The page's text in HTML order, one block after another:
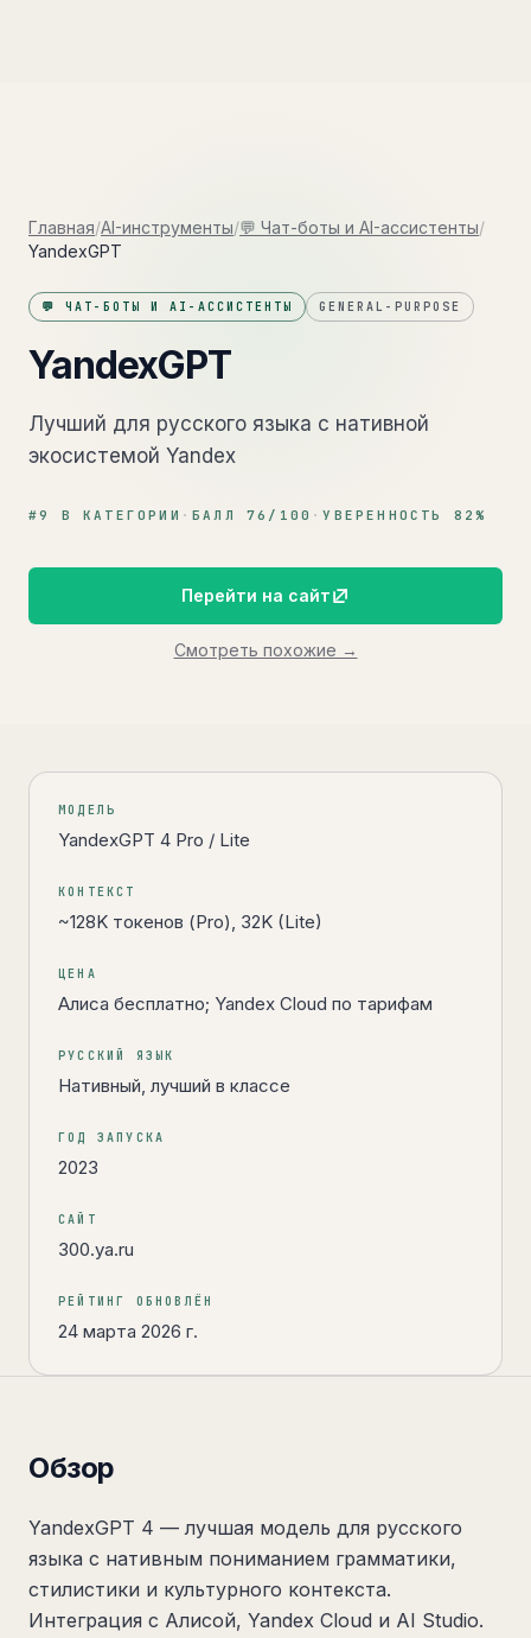
Главная/AI-инструменты/💬 Чат-боты и AI-ассистенты/
YandexGPT
💬 ЧАТ-БОТЫ И AI-АССИСТЕНТЫ GENERAL-PURPOSE
YandexGPT
Лучший для русского языка с нативной
экосистемой Yandex
#9 В КАТЕГОРИИ ·БАЛЛ76 /100 ·УВЕРЕННОСТЬ 82%
Перейти на сайт
Смотреть похожие →
Коротко об инструменте
МОДЕЛЬ
YandexGPT 4 Pro / Lite
КОНТЕКСТ
~128K токенов (Pro), 32K (Lite)
ЦЕНА
Алиса бесплатно; Yandex Cloud по тарифам
РУССКИЙ ЯЗЫК
Нативный, лучший в классе
ГОД ЗАПУСКА
2023
САЙТ
300.ya.ru
РЕЙТИНГ ОБНОВЛЁН
24 марта 2026 г.
Обзор
YandexGPT 4 — лучшая модель для русского
языка с нативным пониманием грамматики,
стилистики и культурного контекста.
Интеграция с Алисой, Yandex Cloud и AI Studio.